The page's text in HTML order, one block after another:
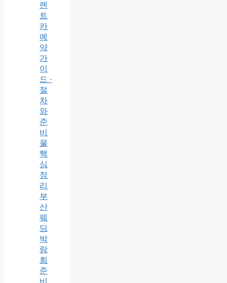
렌
트
카
예
약
가
이
드 ·
절
차
와
준
비
물
핵
심
정
리
부
산
웨
딩
박
람
회
준